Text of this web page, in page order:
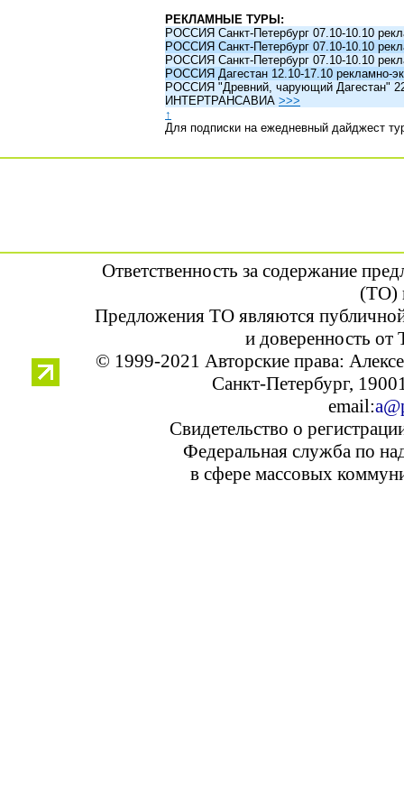
РЕКЛАМНЫЕ ТУРЫ:
РОССИЯ Санкт-Петербург 07.10-10.10
РОССИЯ Санкт-Петербург 07.10-10.10
РОССИЯ Санкт-Петербург 07.10-10.10
РОССИЯ Дагестан 12.10-17.10 рекламно-
РОССИЯ "Древний, чарующий Дагестан"
ИНТЕРТРАНСАВИА >>>
↑
Для подписки на ежедневный дайджест
Ответственность за содержание
(ТО)
Предложения ТО являются
и доверенность от
© 1999-2021 Авторские права:
Санкт-Петербург,
email:
Свидетельство о
Федеральная служба по
в сфере массовых